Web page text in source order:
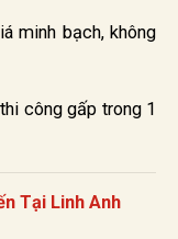
minh bạch, không
công gấp trong 1
Tại Linh Anh